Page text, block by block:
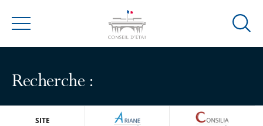
Menu
Ouvrir
Recherche :
SITE ARIANEWEB